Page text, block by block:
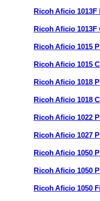
Ricoh Aficio
Ricoh Aficio
Ricoh Aficio 1015
Ricoh Aficio 1015
Ricoh Aficio 1018
Ricoh Aficio 1018
Ricoh Aficio 1022
Ricoh Aficio 1027
Ricoh Aficio 1050
Ricoh Aficio 1050
Ricoh Aficio 1050